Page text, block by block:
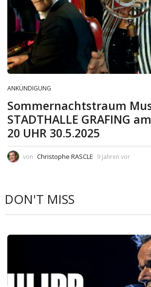
ANKÜNDIGUNG
Sommernachtstraum
STADTHALLE GRAFING
20 UHR 30.5.2025
von Christophe RASCLE 9 Jahren vor
DON'T MISS